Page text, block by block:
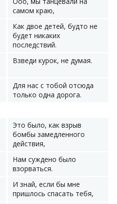
самом краю,
Как двое детей, будто не
будет никаких
последствий.
Взведи курок, не думая.
Для нас с тобой отсюда
только одна дорога.
Это было, как взрыв
бомбы замедленного
действия,
Нам суждено было
взорваться.
И знай, если бы мне
пришлось спасать тебя,